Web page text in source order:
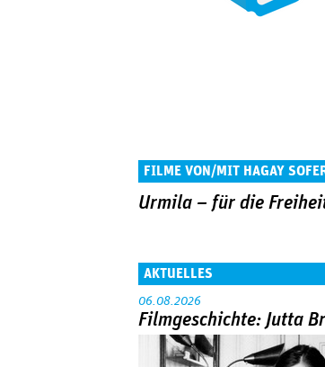
FILME VON/MIT HAGAY
Urmila – für die
AKTUELLES
06.08.2026
Filmgeschichte: Jutta